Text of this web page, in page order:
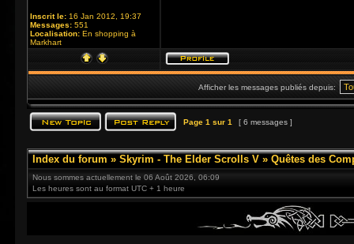
Inscrit le: 16 Jan 2012, 19:37
Messages: 551
Localisation: En shopping à
Markhart
Afficher les messages publiés depuis:
Page 1 sur 1 [ 6 messages ]
Index du forum » Skyrim - The Elder Scrolls V » Quêtes des
Nous sommes actuellement le 06 Août 2026, 06:09
Les heures sont au format UTC + 1 heure